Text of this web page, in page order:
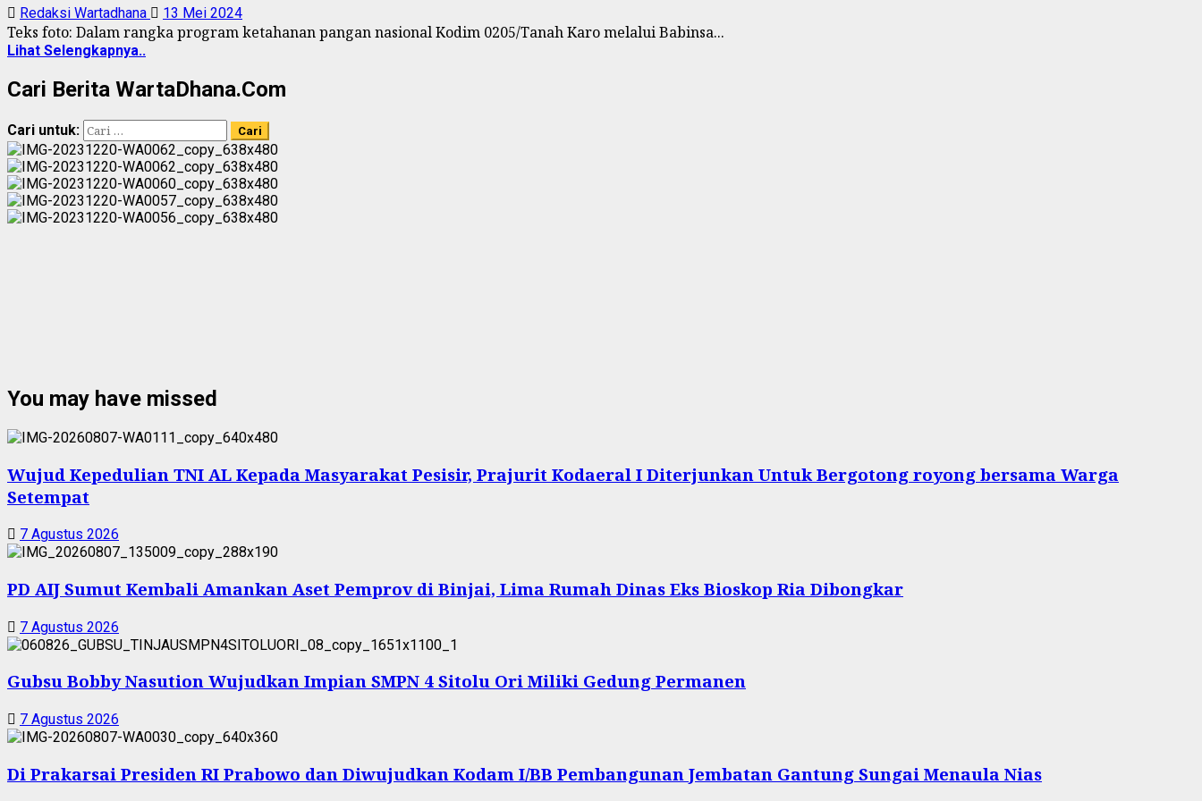
Redaksi Wartadhana 13 Mei 2024
Teks foto: Dalam rangka program ketahanan pangan nasional Kodim 0205/Tanah Karo melalui Babinsa...
Lihat Selengkapnya..
Cari Berita WartaDhana.Com
Cari untuk:
You may have missed
Wujud Kepedulian TNI AL Kepada Masyarakat Pesisir, Prajurit Kodaeral I Diterjunkan Untuk Bergotong royong bersama Warga
Setempat
7 Agustus 2026
PD AIJ Sumut Kembali Amankan Aset Pemprov di Binjai, Lima Rumah Dinas Eks Bioskop Ria Dibongkar
7 Agustus 2026
Gubsu Bobby Nasution Wujudkan Impian SMPN 4 Sitolu Ori Miliki Gedung Permanen
7 Agustus 2026
Di Prakarsai Presiden RI Prabowo dan Diwujudkan Kodam I/BB Pembangunan Jembatan Gantung Sungai Menaula Nias